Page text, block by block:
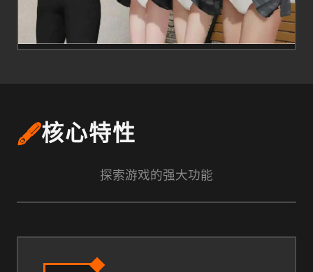
🖋️核心特性
探索游戏的强大功能